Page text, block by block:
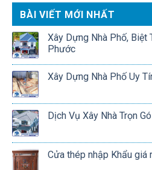
BÀI VIẾT MỚI NHẤT
Xây Dựng Nhà Phố, Biệt
Phước
Xây Dựng Nhà Phố Uy
Dịch Vụ Xây Nhà Trọn
Cửa thép nhập Khẩu giá